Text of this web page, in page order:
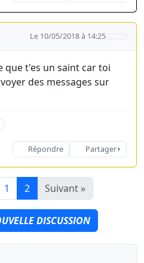
Le 10/05/2018 à 14:25
que t'es un saint car toi
des messages sur
Répondre Partager
1 2 Suivant »
DISCUSSION